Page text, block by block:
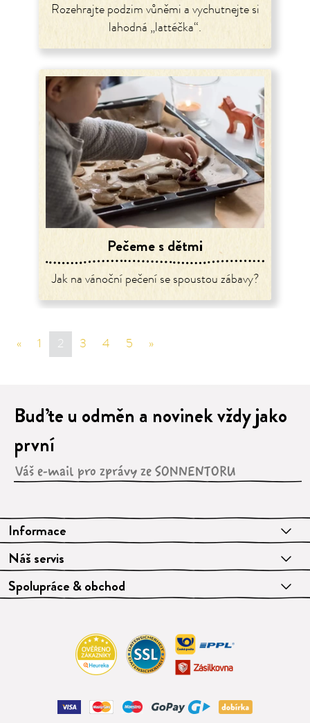
Rozehrajte podzim vůněmi a vychutnejte si
lahodná „lattéčka“.
Pečeme s dětmi
Jak na vánoční pečení se spoustou zábavy?
« sr.page.previous
1 2 3 4 5 »
Informace
Náš servis
Spolupráce & obchod
Buďte u odměn a novinek vždy jako
první